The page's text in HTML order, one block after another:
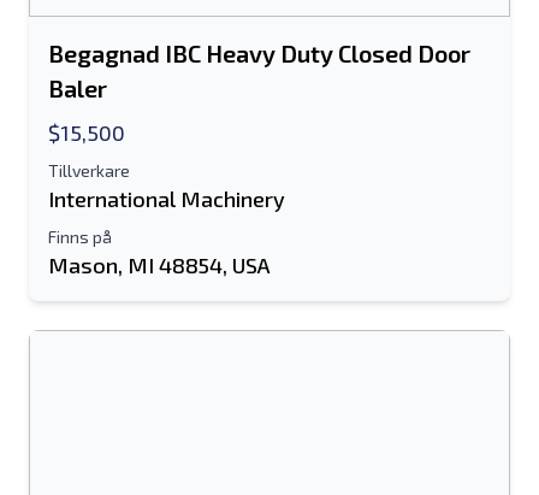
Begagnad IBC Heavy Duty Closed Door
Baler
$15,500
Tillverkare
International Machinery
Finns på
Mason, MI 48854, USA